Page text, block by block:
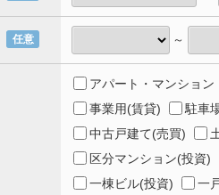
任意 ～
アパート・マンショ
事業用(賃貸)
駐車
中古戸建て(売買)
区分マンション(投資)
一棟ビル(投資)
一